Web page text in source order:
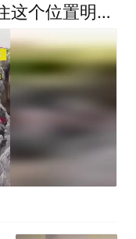
这个位置明年